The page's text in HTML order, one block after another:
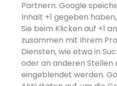
Partnern. Google
Inhalt +1 gegeben
Sie beim Klicken auf +1
zusammen mit Ihrem
Diensten, wie etwa in
oder an anderen Stellen
eingeblendet werden.